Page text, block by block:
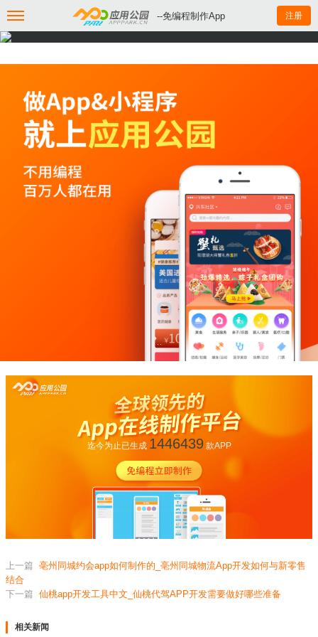
--免编程制作App 注册
迄今为止已生成 1446439款APP
上一篇 亳州同城约会app如何制作的_亳州同城物流App开发如何与新零售
结合
下一篇 仙桃app开发工具中文_仙桃代驾APP开发需要做好哪些准备
相关新闻